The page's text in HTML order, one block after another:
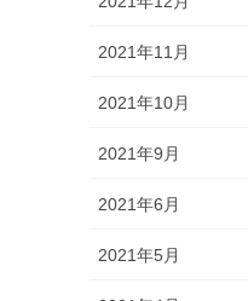
2021年11月
2021年10月
2021年9月
2021年6月
2021年5月